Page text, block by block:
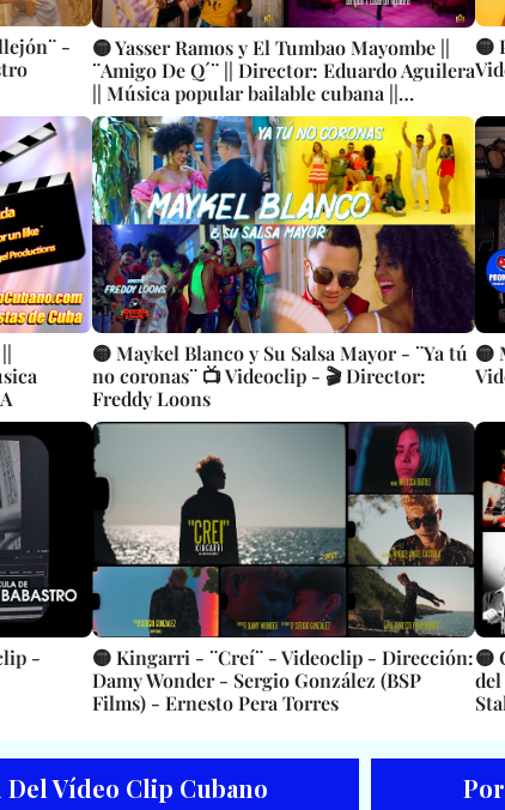
-
🟡 Yasser Ramos y El Tumbao Mayombe ||
¨Amigo De Q´¨ || Director: Eduardo Aguilera
|| Música popular bailable cubana ||
Videoclip || CUBA
🟡
🟡 Maykel Blanco y Su Salsa Mayor - ¨Ya tú
no coronas¨ 📺 Videoclip - 🎬 Director:
Freddy Loons
🟡
-
🟡 Kingarri - ¨Creí¨ - Videoclip - Dirección:
Damy Wonder - Sergio González (BSP
Films) - Ernesto Pera Torres
🟡
Vídeo Clip Cubano